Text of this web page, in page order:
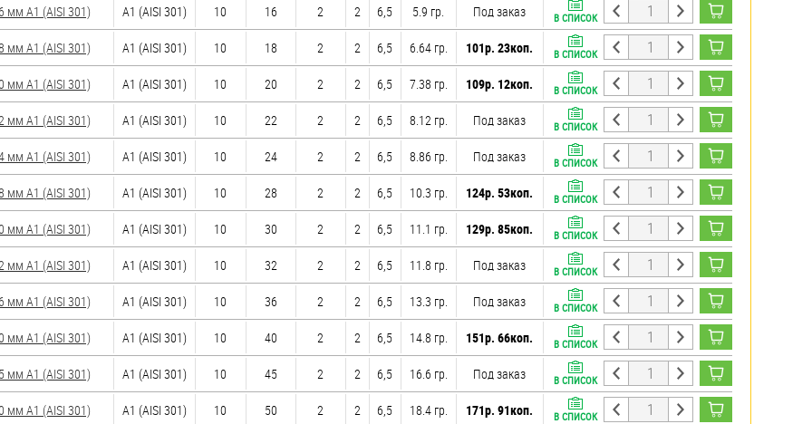
мм А1 (AISI 301) А1 (AISI 301) 10 16 2 2 6,5 5.9 гр. Под заказ В СПИСОК
мм А1 (AISI 301) А1 (AISI 301) 10 18 2 2 6,5 6.64 гр. 101р. 23коп. В СПИСОК
мм А1 (AISI 301) А1 (AISI 301) 10 20 2 2 6,5 7.38 гр. 109р. 12коп. В СПИСОК
мм А1 (AISI 301) А1 (AISI 301) 10 22 2 2 6,5 8.12 гр. Под заказ В СПИСОК
мм А1 (AISI 301) А1 (AISI 301) 10 24 2 2 6,5 8.86 гр. Под заказ В СПИСОК
мм А1 (AISI 301) А1 (AISI 301) 10 28 2 2 6,5 10.3 гр. 124р. 53коп. В СПИСОК
мм А1 (AISI 301) А1 (AISI 301) 10 30 2 2 6,5 11.1 гр. 129р. 85коп. В СПИСОК
мм А1 (AISI 301) А1 (AISI 301) 10 32 2 2 6,5 11.8 гр. Под заказ В СПИСОК
мм А1 (AISI 301) А1 (AISI 301) 10 36 2 2 6,5 13.3 гр. Под заказ В СПИСОК
мм А1 (AISI 301) А1 (AISI 301) 10 40 2 2 6,5 14.8 гр. 151р. 66коп. В СПИСОК
мм А1 (AISI 301) А1 (AISI 301) 10 45 2 2 6,5 16.6 гр. Под заказ В СПИСОК
мм А1 (AISI 301) А1 (AISI 301) 10 50 2 2 6,5 18.4 гр. 171р. 91коп. В СПИСОК